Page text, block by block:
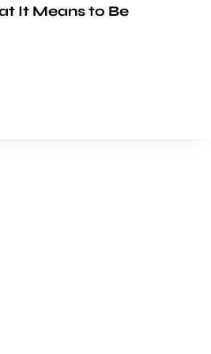
It Means to Be